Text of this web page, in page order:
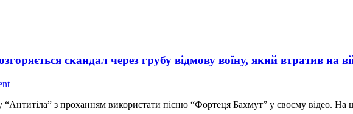
скандал через грубу відмову воїну, який втратив на
“Антитіла” з проханням використати пісню “Фортеця Бахмут” у своєму відео. На